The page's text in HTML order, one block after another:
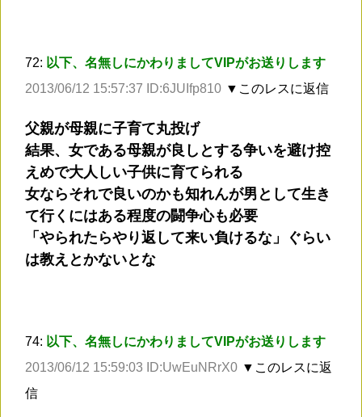
72: 以下、名無しにかわりましてVIPがお送りします
2013/06/12 15:57:37 ID:6JUIfp810 ▼このレスに返信
父親が母親に子育て丸投げ
結果、女である母親が良しとする争いを避け控
えめで大人しい子供に育てられる
女ならそれで良いのかも知れんが男として生き
て行くにはある程度の闘争心も必要
「やられたらやり返して来い負けるな」ぐらい
は教えとかないとな
74: 以下、名無しにかわりましてVIPがお送りします
2013/06/12 15:59:03 ID:UwEuNRrX0 ▼このレスに返
信